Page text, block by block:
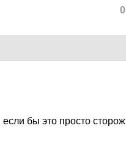
0
бы это просто сторож